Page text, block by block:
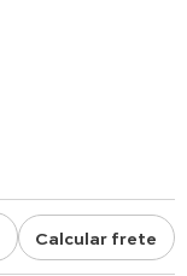
Calcular frete